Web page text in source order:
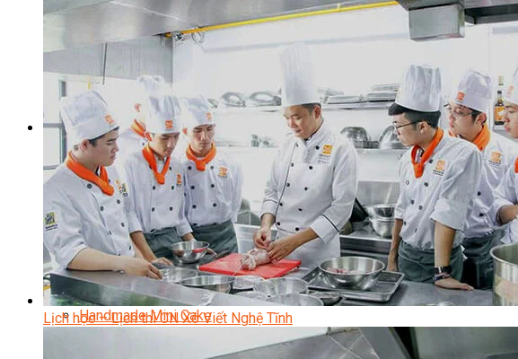
Kinh Doanh Mô Hình Đồ Uống Thịnh Hành
Kinh Doanh Chuỗi Và Nhượng Quyền
Tiếng Anh Chuyên Ngành Pha Chế
Học Làm Kem
Học Pha Chế Trà Sữa
Chuyên Đề Pha Chế
Video Dạy Pha Chế
Làm Bánh
Nghiệp Vụ Bếp Trưởng Bếp Bánh
Nghiệp Vụ Bếp Bánh Quốc Tế
Nghiệp Vụ Quản Lý Bếp Bánh
Nghiệp Vụ Bánh Kem
Bánh Việt
Bánh Nhật
Bánh Mì Nâng Cao
Bánh Đài Loan
Bánh Ngắn Hạn
Bánh Kinh Doanh
Handmade Mini Cake
Master Class
Bí Quyết Kinh Doanh Và Vận Hành Mô Hình Bánh
Lịch học – Lịch thi CN Xô Viết Nghệ Tĩnh